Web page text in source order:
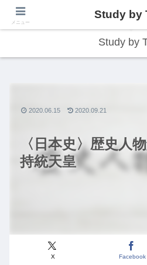
総合型学習
Study by
〈日本史〉歴史人
持統天皇
X Facebook
2020.06.15 2020.09.21
メニュー
Study by